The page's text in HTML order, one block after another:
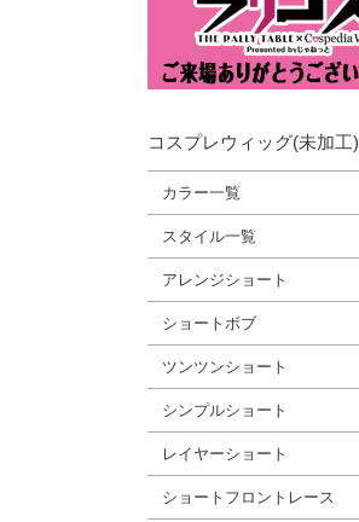
コスプレウィッグ(未加工)
カラー一覧
スタイル一覧
アレンジショート
ショートボブ
ツンツンショート
シンプルショート
レイヤーショート
ショートフロントレース